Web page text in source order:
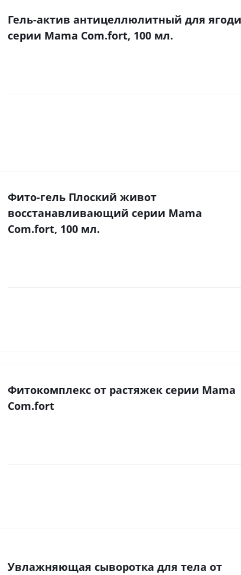
Гель-актив антицеллюлитный для
серии Mama Com.fort, 100 мл.
Фито-гель Плоский живот
восстанавливающий серии Mama
Com.fort, 100 мл.
Фитокомплекс от растяжек серии Mama
Com.fort
Увлажняющая сыворотка для тела от